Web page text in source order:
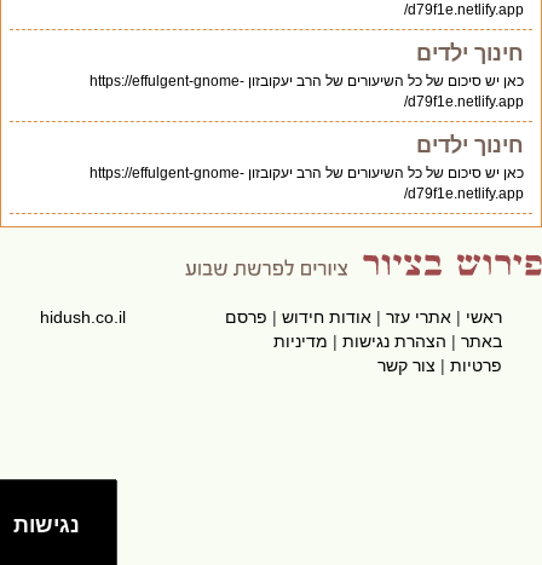
d79f1e.netlify.app/
חינוך ילדים
כאן יש סיכום של כל השיעורים של הרב יעקובזון https://effulgent-gnome-
d79f1e.netlify.app/
חינוך ילדים
כאן יש סיכום של כל השיעורים של הרב יעקובזון https://effulgent-gnome-
d79f1e.netlify.app/
ראשי|אתרי עזר|אודות חידוש|פרסם
באתר|הצהרת נגישות|מדיניות
פרטיות|צור קשר
hidush.co.il
נגישות